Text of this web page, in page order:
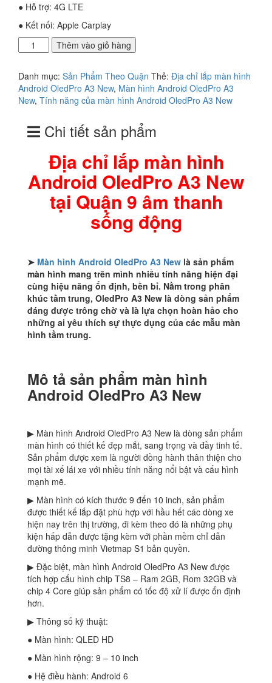
● Hỗ trợ: 4G LTE
● Kết nối: Apple Carplay
chỉ
màn
hình
Android
A3
New
âm
Thêm vào giỏ hàng
Danh mục: Sản Phẩm Theo Quận Thẻ: Địa chỉ lắp màn hình
Android OledPro A3 New, Màn hình Android OledPro A3
New, Tính năng của màn hình Android OledPro A3 New
Chi tiết sản phẩm
Địa chỉ lắp màn hình
Android OledPro A3 New
tại Quận 9 âm thanh
sống động
➤ Màn hình Android OledPro A3 New là sản phẩm
màn hình mang trên mình nhiều tính năng hiện đại
cùng hiệu năng ổn định, bền bỉ. Nằm trong phân
khúc tầm trung, OledPro A3 New là dòng sản phẩm
đáng được trông chờ và là lựa chọn hoàn hảo cho
những ai yêu thích sự thực dụng của các mẫu màn
hình tầm trung.
Mô tả sản phẩm màn hình
Android OledPro A3 New
▶ Màn hình Android OledPro A3 New là dòng sản phẩm
màn hình có thiết kế đẹp mắt, sang trọng và đầy tinh tế.
Sản phẩm được xem là người đồng hành thân thiện cho
mọi tài xế lái xe với nhiều tính năng nổi bật và cấu hình
mạnh mẽ.
▶ Màn hình có kích thước 9 đến 10 inch, sản phẩm
được thiết kế lắp đặt phù hợp với hầu hết các dòng xe
hiện nay trên thị trường, đi kèm theo đó là những phụ
kiện hấp dẫn được tặng kèm với phần mềm chỉ dẫn
đường thông minh Vietmap S1 bản quyền.
▶ Đặc biệt, màn hình Android OledPro A3 New được
tích hợp cấu hình chip TS8 – Ram 2GB, Rom 32GB và
chip 4 Core giúp sản phẩm có tốc độ xử lí được ổn định
hơn.
▶ Thông số kỹ thuật:
● Màn hình: QLED HD
● Màn hình rộng: 9 – 10 inch
● Hệ điều hành: Android 6